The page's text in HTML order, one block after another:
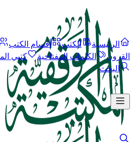
الرئيسية الكتب أقسام الكتب
القرون
الكلمات المفتاحية
كتبي
البحث